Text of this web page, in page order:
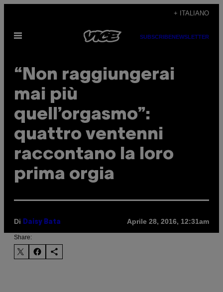
contenuto
+ ITALIANO
Apri
SUBSCRIBENEWSLETTER
“Non raggiungerai
mai più
quell’orgasmo”:
quattro ventenni
raccontano la loro
prima orgia
Di Daisy Bata Aprile 28, 2016, 12:31am
Share: